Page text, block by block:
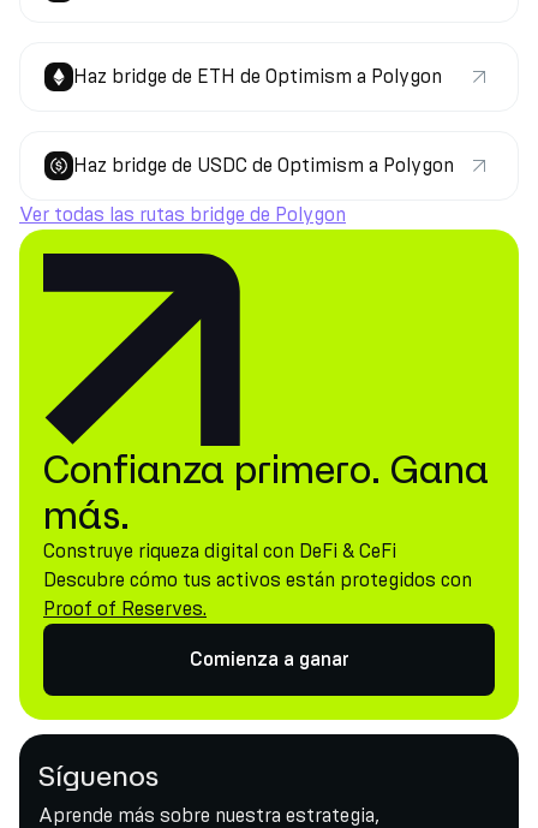
Haz bridge de ETH de Optimism a Polygon
Haz bridge de USDC de Optimism a Polygon
Ver todas las rutas bridge de Polygon
Confianza primero. Gana
más.
Construye riqueza digital con DeFi & CeFi
Descubre cómo tus activos están protegidos con
Proof of Reserves.
Comienza a ganar
Síguenos
Aprende más sobre nuestra estrategia,